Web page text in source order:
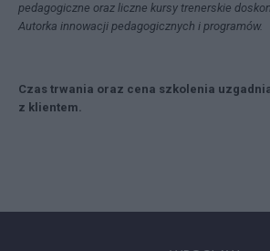
pedagogiczne oraz liczne kursy trenerskie
Autorka innowacji pedagogicznych i programów.
Czas trwania oraz cena szkolenia
z klientem.